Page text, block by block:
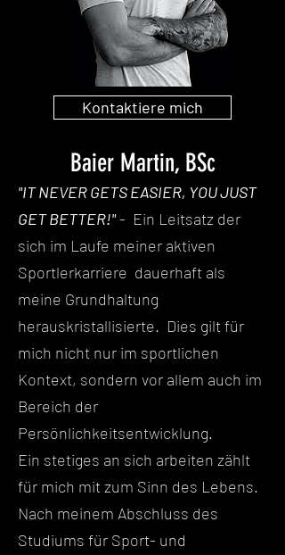
Kontaktiere mich
Baier Martin, BSc
"IT NEVER GETS EASIER, YOU JUST
GET BETTER!"- Ein Leitsatz der
sich im Laufe meiner aktiven
Sportlerkarriere dauerhaft als
meine Grundhaltung
herauskristallisierte. Dies gilt für
mich nicht nur im sportlichen
Kontext, sondern vor allem auch im
Bereich der
Persönlichkeitsentwicklung.
Ein stetiges an sich arbeiten zählt
für mich mit zum Sinn des Lebens.
Nach meinem Abschluss des
Studiums für Sport- und